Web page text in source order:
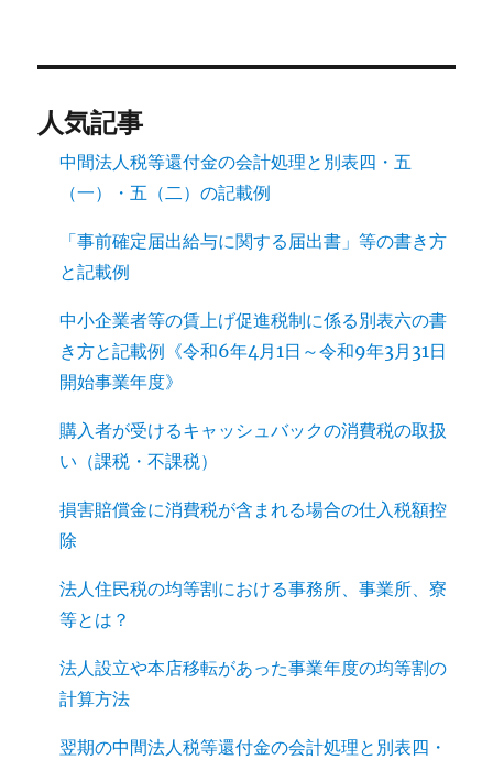
人気記事
中間法人税等還付金の会計処理と別表四・五
（一）・五（二）の記載例
「事前確定届出給与に関する届出書」等の書き方
と記載例
中小企業者等の賃上げ促進税制に係る別表六の書
き方と記載例《令和6年4月1日～令和9年3月31日
開始事業年度》
購入者が受けるキャッシュバックの消費税の取扱
い（課税・不課税）
損害賠償金に消費税が含まれる場合の仕入税額控
除
法人住民税の均等割における事務所、事業所、寮
等とは？
法人設立や本店移転があった事業年度の均等割の
計算方法
翌期の中間法人税等還付金の会計処理と別表四・